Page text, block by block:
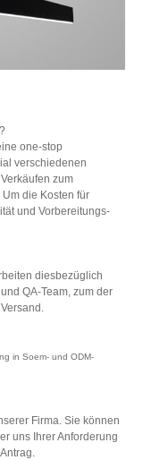
one-stop
verschiedenen
zum
die Kosten für
und Vorbereitungs-
diesbezüglich
QA-Team, zum der
in Soem- und ODM-
Firma. Sie können
uns Ihrer Anforderung